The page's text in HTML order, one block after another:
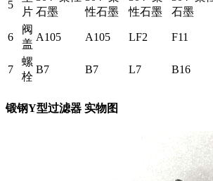
5
片 石墨
性石墨
性石墨
石墨
6
阀
盖
A105 A105 LF2 F11
7
螺
栓
B7 B7 L7 B16
锻钢Y型过滤器 实物图